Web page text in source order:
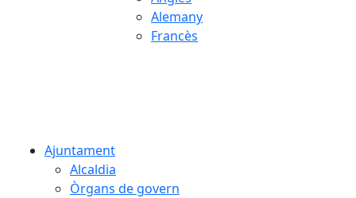
Alemany
Francès
Ajuntament
Alcaldia
Òrgans de govern